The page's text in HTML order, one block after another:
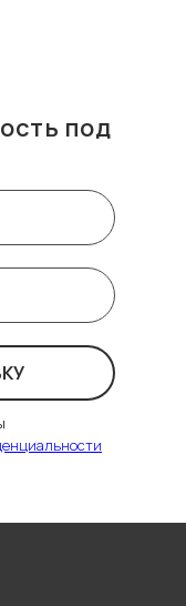
под